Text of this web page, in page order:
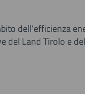
dell'efficienza
del Land Tirolo e